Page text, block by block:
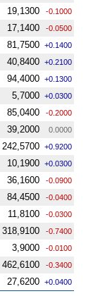
19,1300 -0.1000
17,1400 -0.0500
81,7500 +0.1400
40,8400 +0.2100
94,4000 +0.1300
5,7000 +0.0300
85,0400 -0.2000
39,2000 0.0000
242,5700 +0.9200
10,1900 +0.0300
36,1600 -0.0900
84,4500 -0.0400
11,8100 -0.0300
318,9100 -0.7400
3,9000 -0.0100
462,6100 -0.3400
27,6200 +0.0400